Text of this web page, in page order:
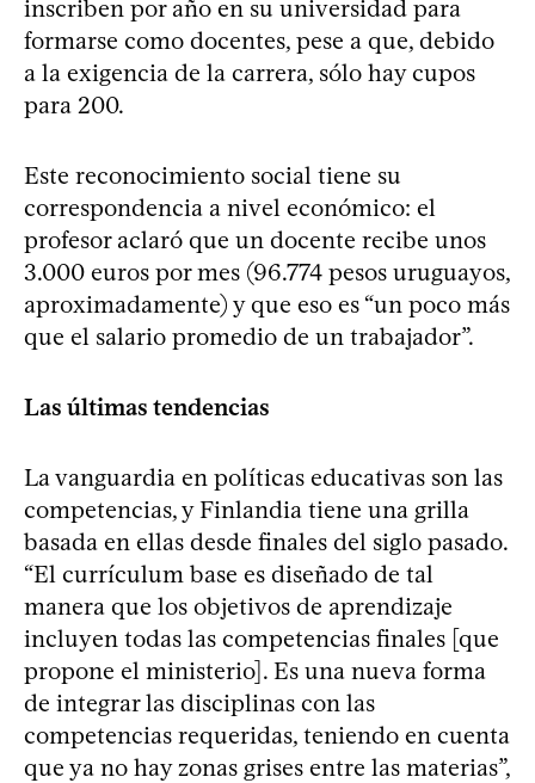
inscriben por año en su universidad para
formarse como docentes, pese a que, debido
a la exigencia de la carrera, sólo hay cupos
para 200.
Este reconocimiento social tiene su
correspondencia a nivel económico: el
profesor aclaró que un docente recibe unos
3.000 euros por mes (96.774 pesos uruguayos,
aproximadamente) y que eso es “un poco más
que el salario promedio de un trabajador”.
Las últimas tendencias
La vanguardia en políticas educativas son las
competencias, y Finlandia tiene una grilla
basada en ellas desde finales del siglo pasado.
“El currículum base es diseñado de tal
manera que los objetivos de aprendizaje
incluyen todas las competencias finales [que
propone el ministerio]. Es una nueva forma
de integrar las disciplinas con las
competencias requeridas, teniendo en cuenta
que ya no hay zonas grises entre las materias”,